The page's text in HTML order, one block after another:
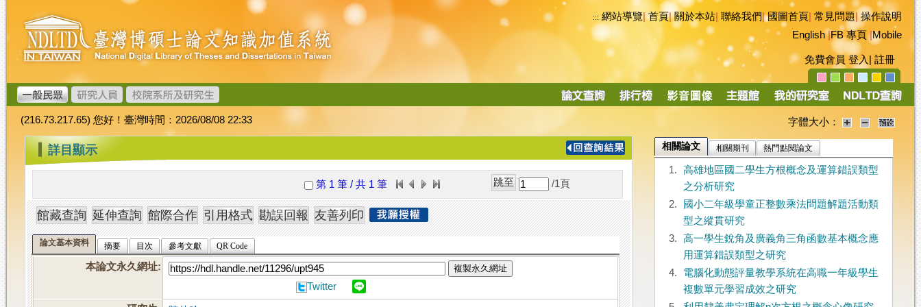
跳
到
主
要
內
容
臺
灣
博
碩
士
論
文
加
值
系
統
::: 網站導覽|首頁|關於本站 聯絡我們|國圖首頁 常見問題|操作說明
English|FB 專頁|Mobile
免費會員 登入 註冊
導
(216.73.217.65) 您好！臺灣時間：2026/08/08 22:33 字體大小：
::: 詳目顯示
第 1 筆 / 共 1 筆 /1 頁
論文基本資料 摘要 目次 參考文獻 QR Code
本論文永久網址: 複製永久網址
Twitter
相關論文 相關期刊 熱門點閱論文
1.
高雄地區國二學生方根概念及運算錯誤類型
之分析研究
2.
國小二年級學童正整數乘法問題解題活動類
型之縱貫研究
3.
高一學生銳角及廣義角三角函數基本概念應
用運算錯誤類型之研究
4.
電腦化動態評量教學系統在高職一年級學生
複數單元學習成效之研究